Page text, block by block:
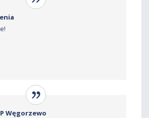
Węgorzewo